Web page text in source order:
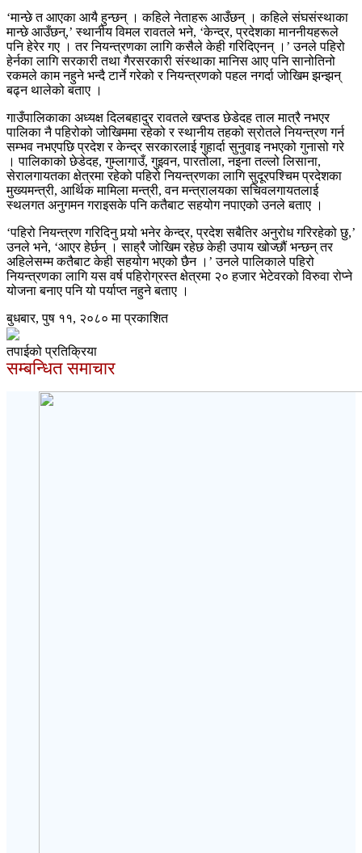
‘मान्छे त आएका आयै हुन्छन् । कहिले नेताहरू आउँछन् । कहिले संघसंस्थाका
मान्छे आउँछन्,’ स्थानीय विमल रावतले भने, ‘केन्द्र, प्रदेशका माननीयहरूले
पनि हेरेर गए । तर नियन्त्रणका लागि कसैले केही गरिदिएनन् ।’ उनले पहिरो
हेर्नका लागि सरकारी तथा गैरसरकारी संस्थाका मानिस आए पनि सानोतिनो
रकमले काम नहुने भन्दै टार्ने गरेको र नियन्त्रणको पहल नगर्दा जोखिम झन्झन्
बढ्न थालेको बताए ।
गाउँपालिकाका अध्यक्ष दिलबहादुर रावतले खप्तड छेडेदह ताल मात्रै नभएर
पालिका नै पहिरोको जोखिममा रहेको र स्थानीय तहको स्रोतले नियन्त्रण गर्न
सम्भव नभएपछि प्रदेश र केन्द्र सरकारलाई गुहार्दा सुनुवाइ नभएको गुनासो गरे
। पालिकाको छेडेदह, गुम्लागाउँ, गुइवन, पारतोला, नइना तल्लो लिसाना,
सेरालगायतका क्षेत्रमा रहेको पहिरो नियन्त्रणका लागि सुदूरपश्चिम प्रदेशका
मुख्यमन्त्री, आर्थिक मामिला मन्त्री, वन मन्त्रालयका सचिवलगायतलाई
स्थलगत अनुगमन गराइसके पनि कतैबाट सहयोग नपाएको उनले बताए ।
‘पहिरो नियन्त्रण गरिदिनु पर्‍यो भनेर केन्द्र, प्रदेश सबैतिर अनुरोध गरिरहेको छु,’
उनले भने, ‘आएर हेर्छन् । साह्रै जोखिम रहेछ केही उपाय खोज्छौं भन्छन् तर
अहिलेसम्म कतैबाट केही सहयोग भएको छैन ।’ उनले पालिकाले पहिरो
नियन्त्रणका लागि यस वर्ष पहिरोग्रस्त क्षेत्रमा २० हजार भेटेवरको विरुवा रोप्ने
योजना बनाए पनि यो पर्याप्त नहुने बताए ।
बुधबार, पुष ११, २०८० मा प्रकाशित
तपाईको प्रतिक्रिया
सम्बन्धित समाचार